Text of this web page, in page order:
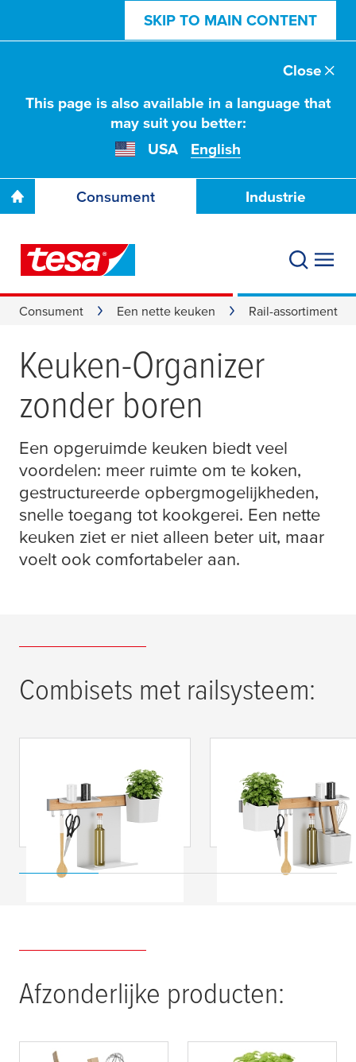
SKIP TO MAIN CONTENT
This page is also available in a language that
may suit you better:
USA
English
Close
Consument Industrie
Consument Een nette keuken Rail-assortiment
Keuken-Organizer
zonder boren
Een opgeruimde keuken biedt veel
voordelen: meer ruimte om te koken,
gestructureerde opbergmogelijkheden,
snelle toegang tot kookgerei. Een nette
keuken ziet er niet alleen beter uit, maar
voelt ook comfortabeler aan.
Combisets met railsysteem:
Keukenorganizer
combiset S
tesa®
Keukenorganizer
combiset M
Afzonderlijke producten: